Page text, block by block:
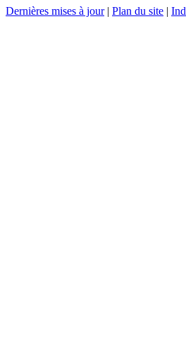
Dernières mises à jour| Plan du site |